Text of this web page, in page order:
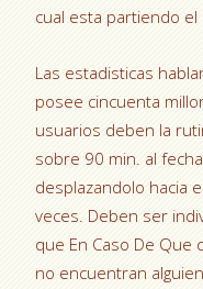
cual esta partiendo el
Las estadisticas
posee cincuenta
usuarios deben la
sobre 90 min. al
desplazandolo hacia
veces. Deben ser
que En Caso De Que
no encuentran